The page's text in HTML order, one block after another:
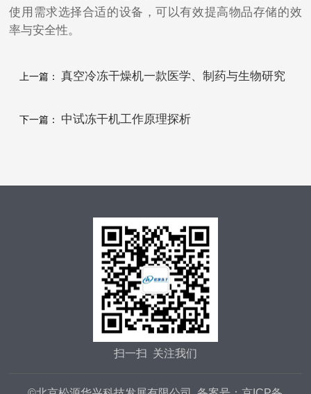
使用需求选择合适的设备，可以有效提高物品存储的效
率与安全性。
上一篇： 真空冷冻干燥机一款医学、制药与生物研究
下一篇： 中试冻干机工作原理探析
扫一扫 关注我们